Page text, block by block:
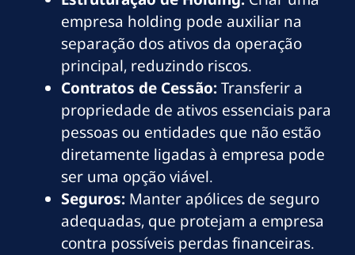
empresa holding pode auxiliar na
separação dos ativos da operação
principal, reduzindo riscos.
Contratos de Cessão:Transferir a
propriedade de ativos essenciais para
pessoas ou entidades que não estão
diretamente ligadas à empresa pode
ser uma opção viável.
Seguros: Manter apólices de seguro
adequadas, que protejam a empresa
contra possíveis perdas financeiras.